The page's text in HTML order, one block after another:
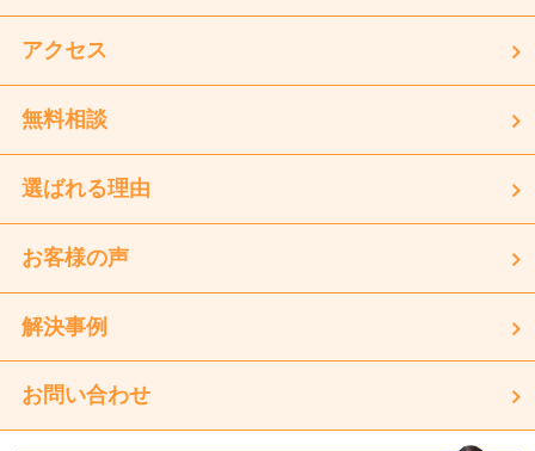
アクセス
無料相談
選ばれる理由
お客様の声
解決事例
お問い合わせ